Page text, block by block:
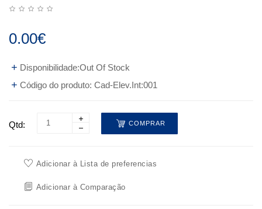
0.00€
Disponibilidade:Out Of Stock
Código do produto: Cad-Elev.Int:001
Qtd: COMPRAR
Adicionar à Lista de preferencias
Adicionar à Comparação